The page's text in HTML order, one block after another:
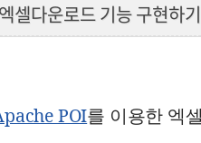
다운로드 기능 구현하기
POI를 이용한 엑